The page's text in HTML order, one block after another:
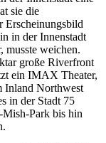
sie die
Erscheinungsbild
in der Innenstadt
musste weichen.
große Riverfront
ein IMAX Theater,
Inland Northwest
in der Stadt 75
Mish-Park bis hin